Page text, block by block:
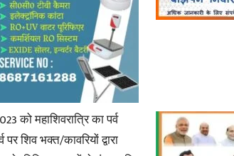
को महाशिवरात्रि का पर्व
पर शिव भक्त/कावरियों द्वारा